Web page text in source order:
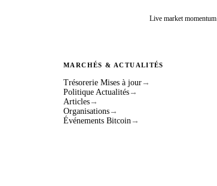
Live market momentum
MARCHÉS & ACTUALITÉS
Trésorerie Mises à jour →
Politique Actualités →
Articles →
Organisations →
Événements Bitcoin →